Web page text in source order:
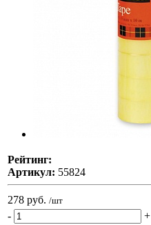
Рейтинг:
Артикул: 55824
278 руб. /шт
- +